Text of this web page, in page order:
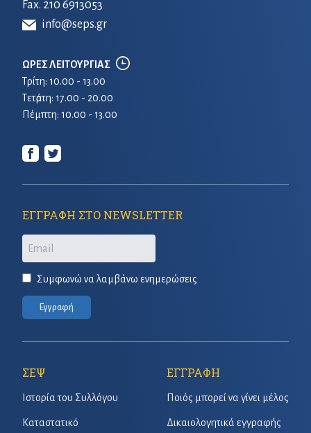
Fax. 210 6913053
info@seps.gr
ΩΡΕΣ ΛΕΙΤΟΥΡΓΙΑΣ
Τρίτη: 10.00 - 13.00
Τετἀρτη: 17.00 - 20.00
Πέμπτη: 10.00 - 13.00
ΕΓΓΡΑΦΗ ΣΤΟ NEWSLETTER
Email
Συμφωνώ να λαμβάνω ενημερώσεις
Εγγραφή
ΣΕΨ
Ιστορία του Συλλόγου
Καταστατικό
ΕΓΓΡΑΦΗ
Ποιός μπορεί να γίνει μέλος
Δικαιολογητικά εγγραφής